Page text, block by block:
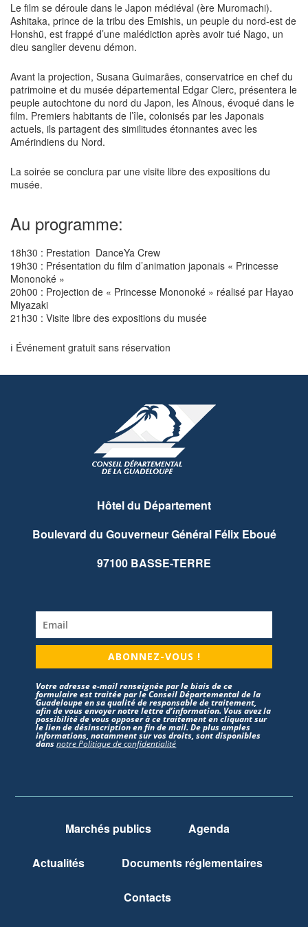
Le film se déroule dans le Japon médiéval (ère Muromachi).
Ashitaka, prince de la tribu des Emishis, un peuple du nord-est de
Honshū, est frappé d’une malédiction après avoir tué Nago, un
dieu sanglier devenu démon.
Avant la projection, Susana Guimarães, conservatrice en chef du
patrimoine et du musée départemental Edgar Clerc, présentera le
peuple autochtone du nord du Japon, les Aïnous, évoqué dans le
film. Premiers habitants de l’île, colonisés par les Japonais
actuels, ils partagent des similitudes étonnantes avec les
Amérindiens du Nord.
La soirée se conclura par une visite libre des expositions du
musée.
Au programme:
18h30 : Prestation DanceYa Crew
19h30 : Présentation du film d’animation japonais « Princesse
Mononoké »
20h00 : Projection de « Princesse Mononoké » réalisé par Hayao
Miyazaki
21h30 : Visite libre des expositions du musée
ℹ️ Événement gratuit sans réservation
Hôtel du Département
Boulevard du Gouverneur Général Félix Eboué
97100 BASSE-TERRE
ABONNEZ-VOUS !
Votre adresse e-mail renseignée par le biais de ce
formulaire est traitée par le Conseil Départemental de la
Guadeloupe en sa qualité de responsable de traitement,
afin de vous envoyer notre lettre d’information. Vous avez la
possibilité de vous opposer à ce traitement en cliquant sur
le lien de désinscription en fin de mail. De plus amples
informations, notamment sur vos droits, sont disponibles
dansnotre Politique de confidentialité
Marchés publics Agenda
Actualités Documents réglementaires
Contacts